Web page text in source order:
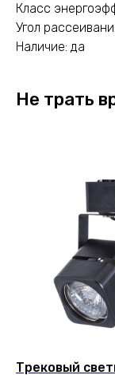
Класс
Угол
Наличие: да
Не трать
Трековый